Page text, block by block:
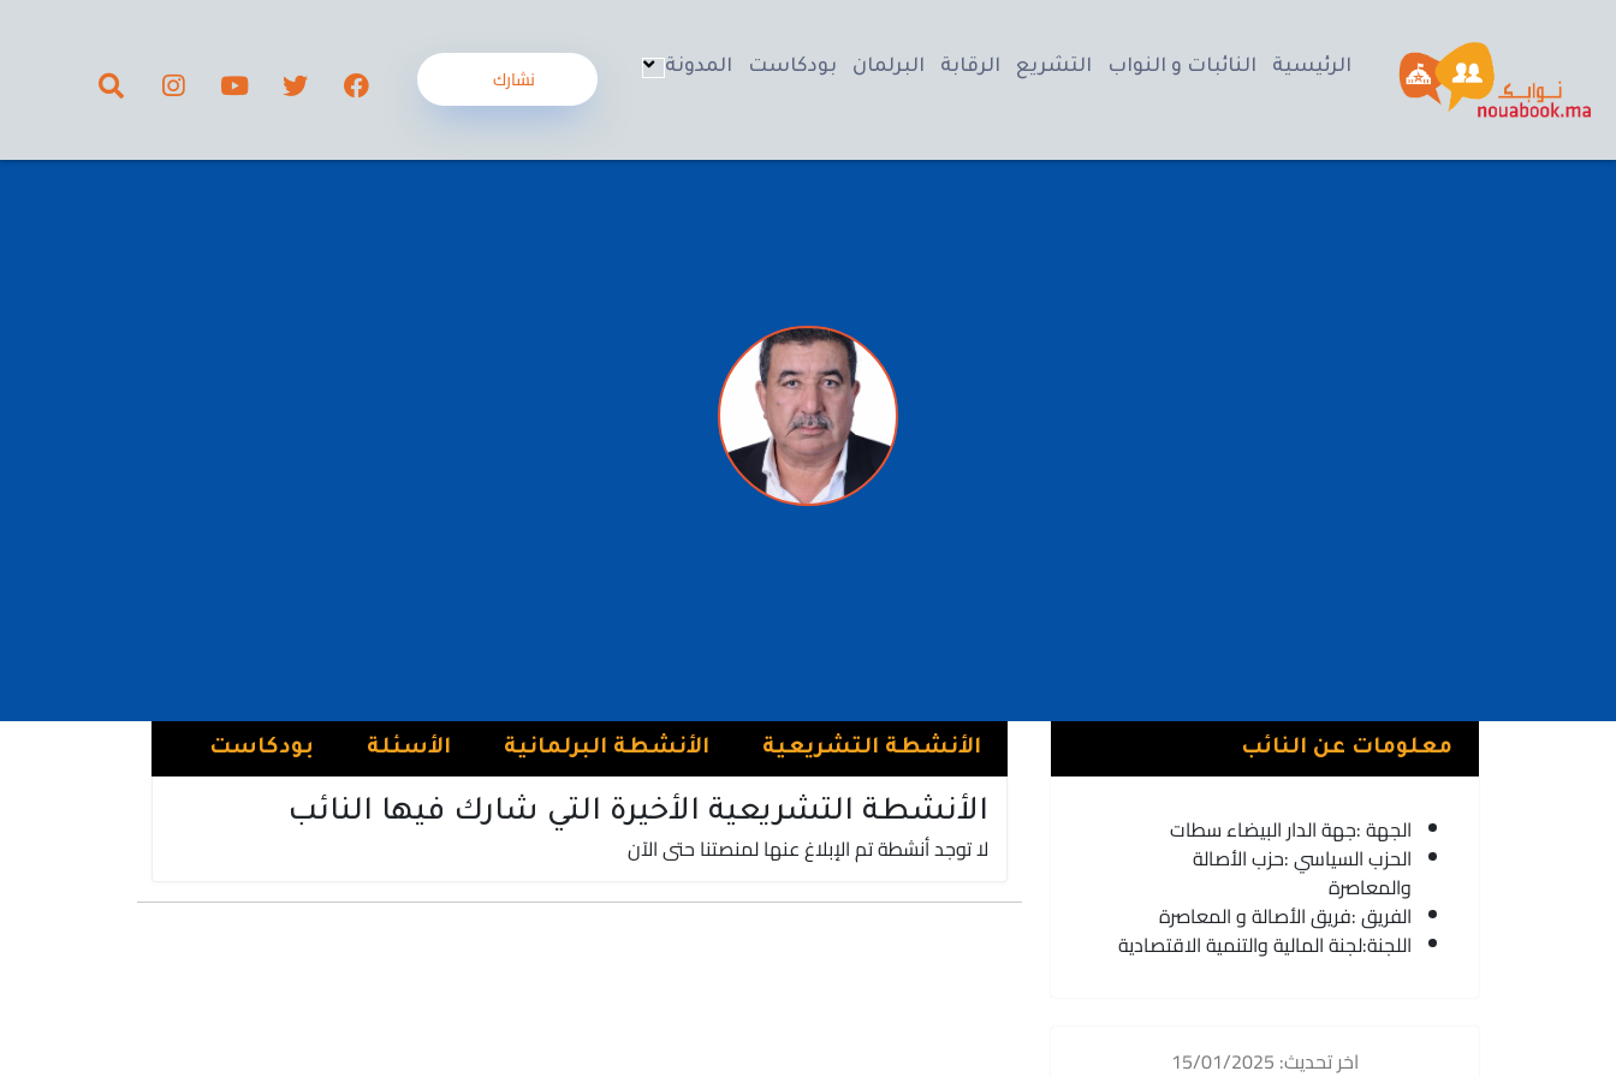
الرئيسية النائبات و النواب التشريع الرقابة البرلمان بودكاست المدونة نشارك
معلومات عن النائب
الجهة :جهة الدار البيضاء سطات
الحزب السياسي :حزب الأصالة
والمعاصرة
الفريق :فريق الأصالة و المعاصرة
اللجنة:لجنة المالية والتنمية الاقتصادية
اخر تحديث: 15/01/2025
الأنشطة التشريعية الأنشطة البرلمانية الأسئلة بودكاست
الأنشطة التشريعية الأخيرة التي شارك فيها النائب
لا توجد أنشطة تم الإبلاغ عنها لمنصتنا حتى الآن